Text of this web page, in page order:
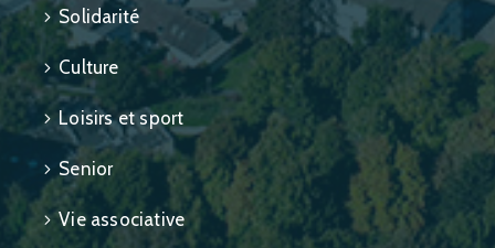
Solidarité
Culture
Loisirs et sport
Senior
Vie associative